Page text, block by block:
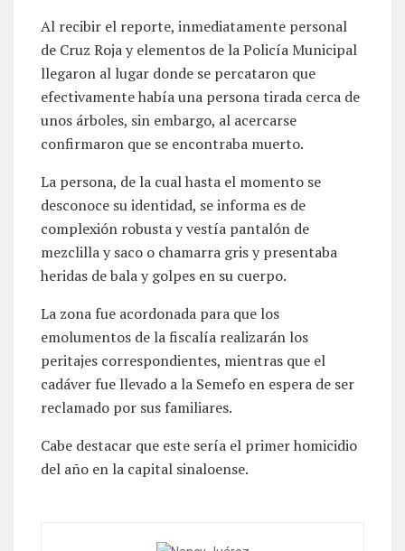
Al recibir el reporte, inmediatamente personal
de Cruz Roja y elementos de la Policía Municipal
llegaron al lugar donde se percataron que
efectivamente había una persona tirada cerca de
unos árboles, sin embargo, al acercarse
confirmaron que se encontraba muerto.
La persona, de la cual hasta el momento se
desconoce su identidad, se informa es de
complexión robusta y vestía pantalón de
mezclilla y saco o chamarra gris y presentaba
heridas de bala y golpes en su cuerpo.
La zona fue acordonada para que los
emolumentos de la fiscalía realizarán los
peritajes correspondientes, mientras que el
cadáver fue llevado a la Semefo en espera de ser
reclamado por sus familiares.
Cabe destacar que este sería el primer homicidio
del año en la capital sinaloense.